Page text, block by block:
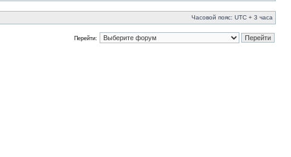
Часовой пояс: UTC + 3 часа
Перейти: